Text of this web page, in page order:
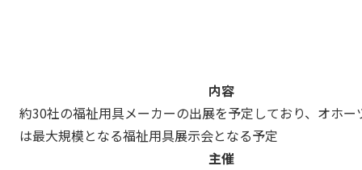
内容
約30社の福祉用具メーカーの出展を予定しており、オホー
は最大規模となる福祉用具展示会となる予定
主催